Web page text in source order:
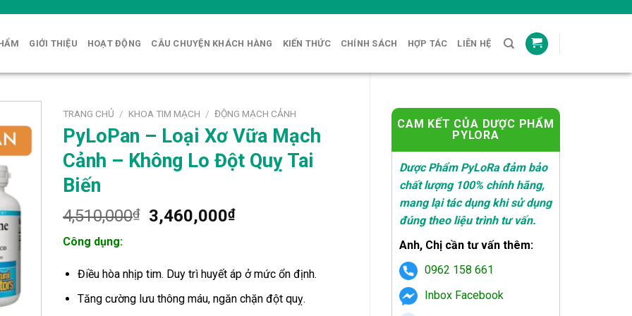
GIỚI THIỆU HOẠT ĐỘNG CÂU CHUYỆN KHÁCH HÀNG KIẾN THỨC CHÍNH SÁCH HỢP TÁC LIÊN HỆ
TRANG CHỦ / KHOA TIM MẠCH / ĐỘNG MẠCH CẢNH
PyLoPan – Loại Xơ Vữa Mạch
Cảnh – Không Lo Đột Quỵ Tai
Biến
4,510,000₫
Giá
4,510,000₫.
3,460,000₫Giá
là:
3,460,000₫.
Công dụng:
Điều hòa nhịp tim. Duy trì huyết áp ở mức ổn định.
Tăng cường lưu thông máu, ngăn chặn đột quỵ.
CAM KẾT CỦA DƯỢC PHẨM
PYLORA
Dược Phẩm PyLoRa đảm bảo
chất lượng 100% chính hãng,
mang lại tác dụng khi sử dụng
đúng theo liệu trình tư vấn.
Anh, Chị cần tư vấn thêm:
0962 158 661
Inbox Facebook